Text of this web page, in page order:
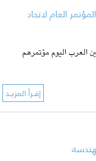
العام لاتحاد
العرب اليوم مؤتمرهم